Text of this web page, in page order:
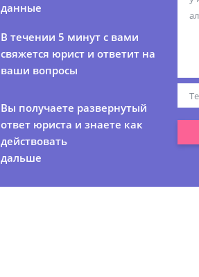
данные
В течении 5 минут с вами
свяжется юрист и ответит на
ваши вопросы
Вы получаете развернутый
ответ юриста и знаете как
действовать
дальше